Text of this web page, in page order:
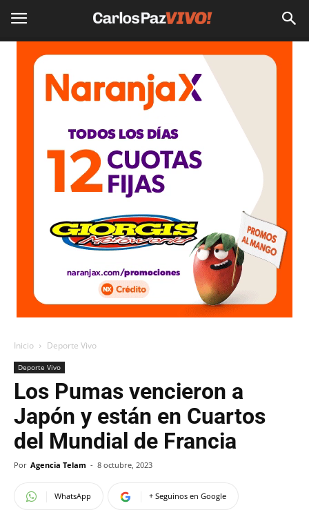
Inicio Deporte Vivo
Deporte Vivo
Los Pumas vencieron a
Japón y están en Cuartos
del Mundial de Francia
Por Agencia Telam - 8 octubre, 2023
WhatsApp + Seguinos en Google